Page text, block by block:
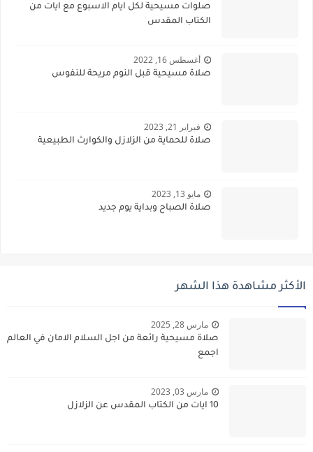
صلوات مسيحية لكل ايام الاسبوع مع ايات من
الكتاب المقدس
أغسطس 16, 2022
صلاة مسيحية قبل النوم مريحة للنفوس
فبراير 21, 2023
صلاة للحماية من الزلازل والكوارث الطبيعية
مايو 13, 2023
صلاة الصباح وبداية يوم جديد
الأكثر مشاهدة هذا الشهر
مارس 28, 2025
صلاة مسيحية رائعة من اجل السلام الامان في العالم
اجمع
مارس 03, 2023
10 ايات من الكتاب المقدس عن الزلازل